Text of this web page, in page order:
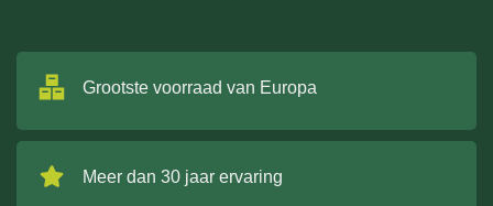
Grootste voorraad van Europa
Meer dan 30 jaar ervaring